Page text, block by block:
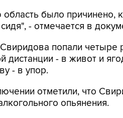
было причинено,
- отмечается в
попали четыре
дистанции - в живот и
- в упор.
отметили, что
опьянения.